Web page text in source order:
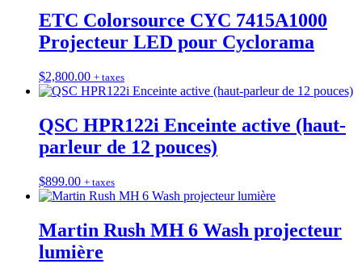
ETC Colorsource CYC 7415A1000
Projecteur LED pour Cyclorama
$2,800.00 + taxes
QSC HPR122i Enceinte active (haut-
parleur de 12 pouces)
$899.00 + taxes
Martin Rush MH 6 Wash projecteur
lumière